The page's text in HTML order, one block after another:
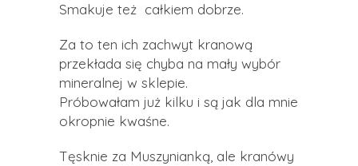
Smakuje też całkiem dobrze.
Za to ten ich zachwyt kranową
przekłada się chyba na mały wybór
mineralnej w sklepie.
Próbowałam już kilku i są jak dla mnie
okropnie kwaśne.
Tęsknie za Muszynianką, ale kranówy